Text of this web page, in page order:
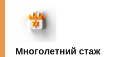
Многолетний стаж